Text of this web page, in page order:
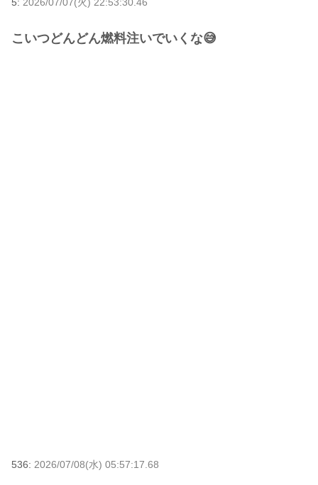
こいつどんどん燃料注いでいくな😅
536: 2026/07/08(水) 05:57:17.68